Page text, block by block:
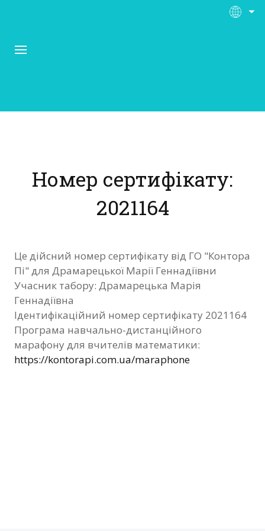
Матеріали
Нас підтримують
Фотозвіт
Видані сертифікати
Контакти
Номер сертифікату:
2021164
Це дійсний номер сертифікату від ГО "Контора
Пі" для Драмарецької Марії Геннадіївни
Учасник табору: Драмарецька Марія
Геннадіївна
Ідентифікаційний номер сертифікату 2021164
Програма навчально-дистанційного
марафону для вчителів математики:
https://kontorapi.com.ua/maraphone